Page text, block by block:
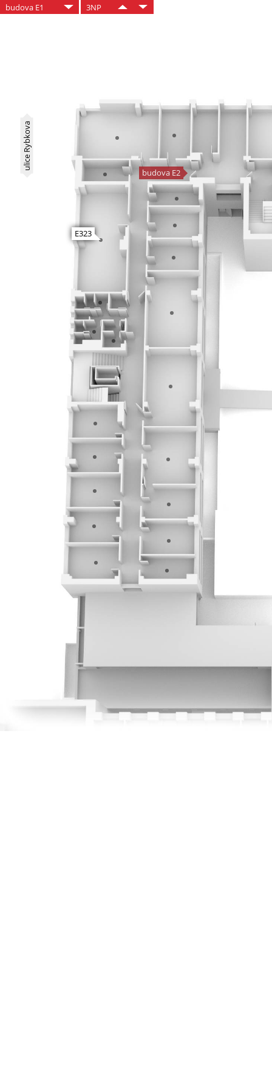
budova E1 3NP
budova E2
E323
ulice Rybkova